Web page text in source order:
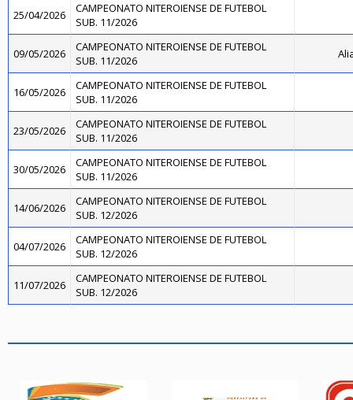
25/04/2026
CAMPEONATO NITEROIENSE DE FUTEBOL
SUB. 11/2026
09/05/2026
CAMPEONATO NITEROIENSE DE FUTEBOL
SUB. 11/2026
16/05/2026
CAMPEONATO NITEROIENSE DE FUTEBOL
SUB. 11/2026
23/05/2026
CAMPEONATO NITEROIENSE DE FUTEBOL
SUB. 11/2026
30/05/2026
CAMPEONATO NITEROIENSE DE FUTEBOL
SUB. 11/2026
14/06/2026
CAMPEONATO NITEROIENSE DE FUTEBOL
SUB. 12/2026
04/07/2026
CAMPEONATO NITEROIENSE DE FUTEBOL
SUB. 12/2026
11/07/2026
CAMPEONATO NITEROIENSE DE FUTEBOL
SUB. 12/2026